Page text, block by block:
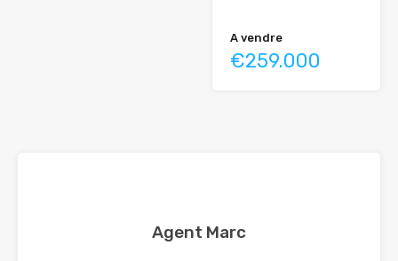
A vendre
€259.000
Agent Marc